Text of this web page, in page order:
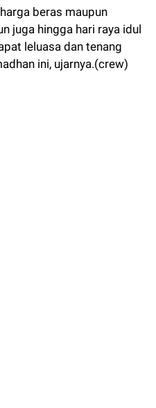
beras maupun
juga hingga hari raya idul
leluasa dan tenang
ini, ujarnya.(crew)